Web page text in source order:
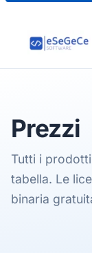
Prezzi
Tutti i
tabella. Le
binaria